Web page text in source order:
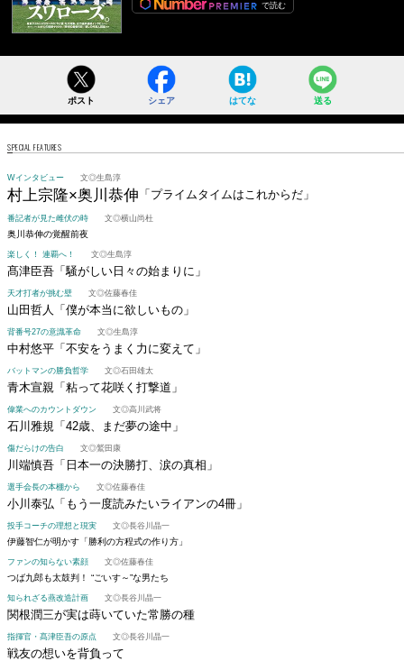
で読む
ポスト シェア はてな 送る
SPECIAL FEATURES
Wインタビュー 文◎生島淳
村上宗隆×奥川恭伸 「プライムタイムはこれからだ」
番記者が見た雌伏の時 文◎横山尚杜
奥川恭伸の覚醒前夜
楽しく！ 連覇へ！ 文◎生島淳
髙津臣吾 「騒がしい日々の始まりに」
天才打者が挑む壁 文◎佐藤春佳
山田哲人 「僕が本当に欲しいもの」
背番号27の意識革命 文◎生島淳
中村悠平 「不安をうまく力に変えて」
バットマンの勝負哲学 文◎石田雄太
青木宣親 「粘って花咲く打撃道」
偉業へのカウントダウン 文◎高川武将
石川雅規 「42歳、まだ夢の途中」
傷だらけの告白 文◎鷲田康
川端慎吾 「日本一の決勝打、涙の真相」
選手会長の本棚から 文◎佐藤春佳
小川泰弘 「もう一度読みたいライアンの4冊」
投手コーチの理想と現実 文◎長谷川晶一
伊藤智仁が明かす「勝利の方程式の作り方」
ファンの知らない素顔 文◎佐藤春佳
つば九郎も太鼓判！ “ごいす～”な男たち
知られざる燕改造計画 文◎長谷川晶一
関根潤三が実は蒔いていた常勝の種
指揮官・髙津臣吾の原点 文◎長谷川晶一
戦友の想いを背負って